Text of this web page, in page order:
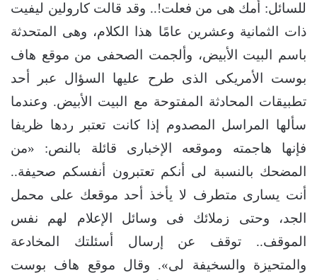
للسائل: أمك هى من فعلت!.. وقد قالت كارولين ليفيت
ذات الثمانية وعشرين عامًا هذا الكلام، وهى المتحدثة
باسم البيت الأبيض، وألجمت الصحفى من موقع هاف
بوست الأمريكى الذى طرح عليها السؤال عبر أحد
تطبيقات المحادثة المفتوحة مع البيت الأبيض. وعندما
سألها المراسل المصدوم إذا كانت تعتبر ردها ظريفا
فإنها هاجمته وموقعه الإخبارى قائلة بالنص: «من
المضحك بالنسبة لى أنكم تعتبرون أنفسكم صحيفة..
أنت يسارى متطرف لا يأخذ أحد موقعك على محمل
الجد، وحتى زملائك فى وسائل الإعلام لهم نفس
الموقف.. توقف عن إرسال أسئلتك المخادعة
والمتحيزة والسخيفة لى». وقال موقع هاف بوست